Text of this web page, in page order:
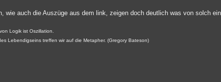
wie auch die Auszüge aus dem link, zeigen doch deutlich was von solch
Logik ist Oszillation.
Lebendigseins treffen wir auf die Metapher. (Gregory Bateson)